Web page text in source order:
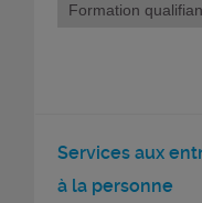
Formation
Services aux
à la personne